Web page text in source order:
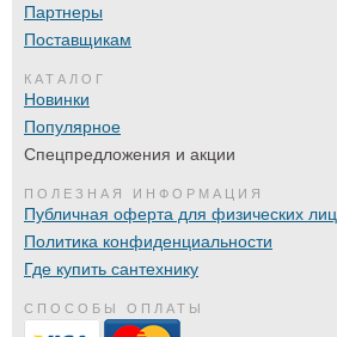
Партнеры
Поставщикам
КАТАЛОГ
Новинки
Популярное
Спецпредложения и акции
ПОЛЕЗНАЯ ИНФОРМАЦИЯ
Публичная оферта для физических лиц
Политика конфиденциальности
Где купить сантехнику
СПОСОБЫ ОПЛАТЫ